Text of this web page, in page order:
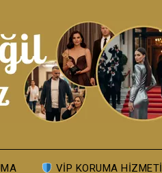
VIP KORUMA HIZMETI